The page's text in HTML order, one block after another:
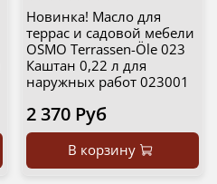
Новинка! Масло для
террас и садовой мебели
OSMO Terrassen-Öle 023
Каштан 0,22 л для
наружных работ 023001
2 370 Руб
В корзину